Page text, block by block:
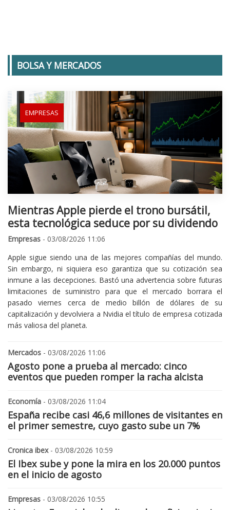
BOLSA Y MERCADOS
EMPRESAS
Mientras Apple pierde el trono bursátil,
esta tecnológica seduce por su dividendo
Empresas - 03/08/2026 11:06
Apple sigue siendo una de las mejores compañías del mundo.
Sin embargo, ni siquiera eso garantiza que su cotización sea
inmune a las decepciones. Bastó una advertencia sobre futuras
limitaciones de suministro para que el mercado borrara el
pasado viernes cerca de medio billón de dólares de su
capitalización y devolviera a Nvidia el título de empresa cotizada
más valiosa del planeta.
Mercados - 03/08/2026 11:06
Agosto pone a prueba al mercado: cinco
eventos que pueden romper la racha alcista
Economía - 03/08/2026 11:04
España recibe casi 46,6 millones de visitantes en
el primer semestre, cuyo gasto sube un 7%
Cronica ibex- 03/08/2026 10:59
El Ibex sube y pone la mira en los 20.000 puntos
en el inicio de agosto
Empresas - 03/08/2026 10:55